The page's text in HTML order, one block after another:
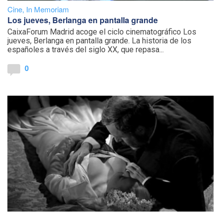
Cine, In Memoriam
Los jueves, Berlanga en pantalla grande
CaixaForum Madrid acoge el ciclo cinematográfico Los
jueves, Berlanga en pantalla grande. La historia de los
españoles a través del siglo XX, que repasa...
0